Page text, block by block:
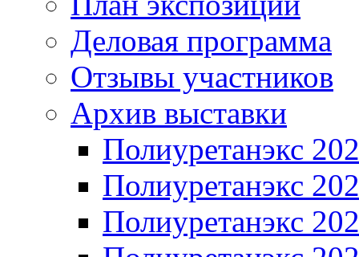
Деловая программа
Отзывы участников
Архив выставки
Полиуретанэкс
Полиуретанэкс
Полиуретанэкс